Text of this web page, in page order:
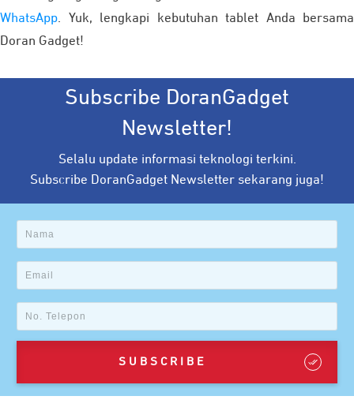
WhatsApp. Yuk, lengkapi kebutuhan tablet Anda bersama
Doran Gadget!
Subscribe DoranGadget
Newsletter!
Selalu update informasi teknologi terkini.
Subscribe DoranGadget Newsletter sekarang juga!
SUBSCRIBE